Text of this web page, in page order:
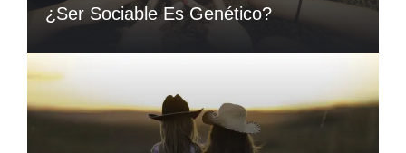
¿Ser Sociable Es Genético?